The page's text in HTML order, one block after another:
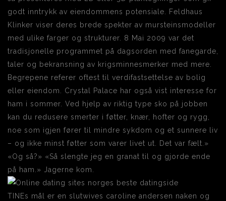
godt inntrykk av eiendommens potensiale. Feldhaus
Klinker viser deres brede spekter av mursteinsmodeller
med ulike farger og strukturer. 8 Mai 2009 var det
tradisjonelle programmet på dagsorden med fanegarde,
taler og bekransning av krigsminnesmerker med mere.
Begrepene referer oftest til verdifastsettelse av bolig
eller eiendom. Crystal Palace har også vist interesse for
ham i sommer. Ved hjelp av riktig type sko på jobben
kan du redusere smerter i føtter, knær, hofter og rygg,
noe som igjen fører til mindre sykdom og et sunnere liv
– og ikke minst føtter som varer livet ut. Det var fælt.»
«Og så?» «Så slengte jeg en granat til og gjorde ende
på ham.» Jagerne kom.
TINEs mål er en slutwives caroline andersen naken og